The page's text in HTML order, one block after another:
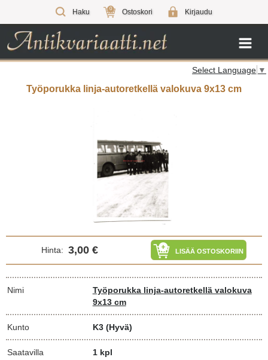
Haku 0 Ostoskori Kirjaudu
Select Language ▼
Työporukka linja-autoretkellä valokuva 9x13 cm
Hinta: 3,00 € LISÄÄ OSTOSKORIIN
Nimi
Työporukka linja-autoretkellä valokuva
9x13 cm
Kunto K3 (Hyvä)
Saatavilla 1 kpl